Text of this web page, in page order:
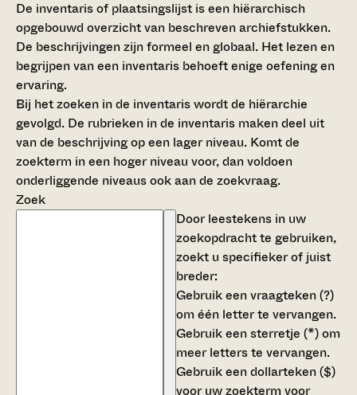
De inventaris of plaatsingslijst is een hiërarchisch
opgebouwd overzicht van beschreven archiefstukken.
De beschrijvingen zijn formeel en globaal. Het lezen en
begrijpen van een inventaris behoeft enige oefening en
ervaring.
Bij het zoeken in de inventaris wordt de hiërarchie
gevolgd. De rubrieken in de inventaris maken deel uit
van de beschrijving op een lager niveau. Komt de
zoekterm in een hoger niveau voor, dan voldoen
onderliggende niveaus ook aan de zoekvraag.
Zoek
Door leestekens in uw
zoekopdracht te gebruiken,
zoekt u specifieker of juist
breder:
Gebruik eenvraagteken (?)
om één letter te vervangen.
Gebruik eensterretje (*)om
meer letters te vervangen.
Gebruik eendollarteken ($)
voor uw zoekterm voor